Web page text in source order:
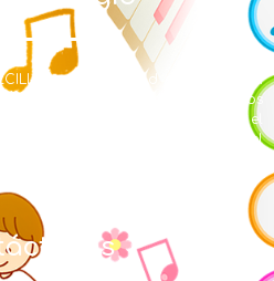
con Modalidad en Educación
creó en la búsqueda de ofrecer a los
formación integral, centrada en el
de conocimientos y en el